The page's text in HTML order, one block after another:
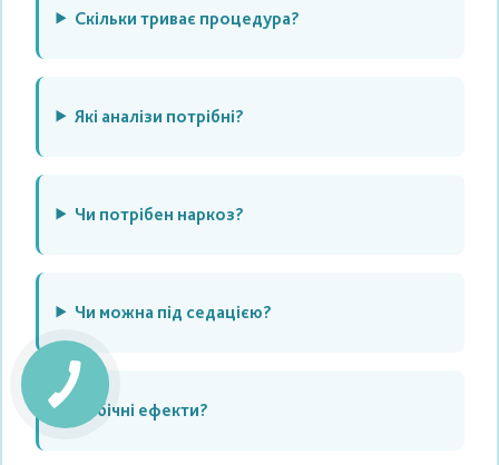
Скільки триває процедура?
Які аналізи потрібні?
Чи потрібен наркоз?
Чи можна під седацією?
Побічні ефекти?